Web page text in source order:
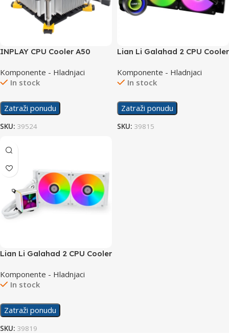
INPLAY CPU Cooler A50
Komponente - Hladnjaci
In stock
Zatraži ponudu
SKU: 39524
Lian Li Galahad 2 CPU Cooler
Komponente - Hladnjaci
In stock
Zatraži ponudu
SKU: 39815
Lian Li Galahad 2 CPU Cooler
Komponente - Hladnjaci
In stock
Zatraži ponudu
SKU: 39819